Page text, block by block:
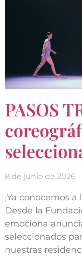
PASOS
8 de junio de 2026
¡Ya conocemos
Desde la
emociona
seleccionados
nuestras